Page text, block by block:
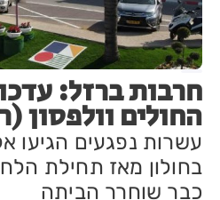
חרבות ברזל:
החולים וולפסון
עשרות נפגעים הגיעו
בחולון מאז תחילת
כבר שוחרר הביתה